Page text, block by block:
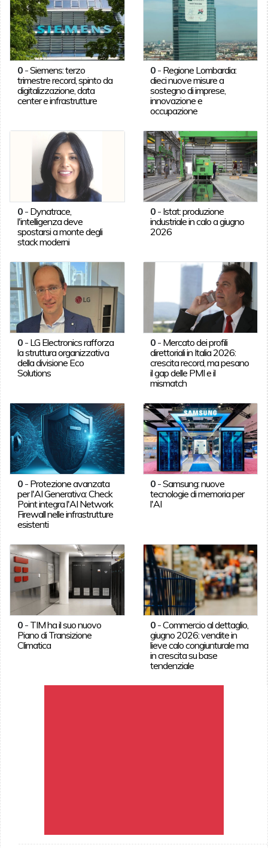
0-Siemens: terzo
trimestre record, spinto da
digitalizzazione, data
center e infrastrutture
0 - Regione Lombardia:
dieci nuove misure a
sostegno di imprese,
innovazione e
occupazione
0- Dynatrace,
l'intelligenza deve
spostarsi a monte degli
stack moderni
0 - Istat: produzione
industriale in calo a giugno
2026
0- LG Electronics rafforza
la struttura organizzativa
della divisione Eco
Solutions
0 - Mercato dei profili
direttoriali in Italia 2026:
crescita record, ma pesano
il gap delle PMI e il
mismatch
0- Protezione avanzata
per l'AI Generativa: Check
Point integra l'AI Network
Firewall nelle infrastrutture
esistenti
0 -Samsung: nuove
tecnologie di memoria per
l'AI
0- TIM ha il suo nuovo
Piano di Transizione
Climatica
0 -Commercio al dettaglio,
giugno 2026: vendite in
lieve calo congiunturale ma
in crescita su base
tendenziale